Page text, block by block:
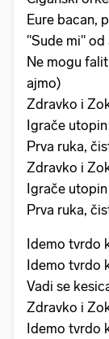
Eure bacan,
"Sude mi"
Ne mogu
ajmo)
Zdravko i
Igrače
Prva ruka,
Zdravko i
Igrače
Prva ruka,
Idemo tvrdo
Idemo tvrdo
Vadi se
Zdravko i
Idemo tvrdo